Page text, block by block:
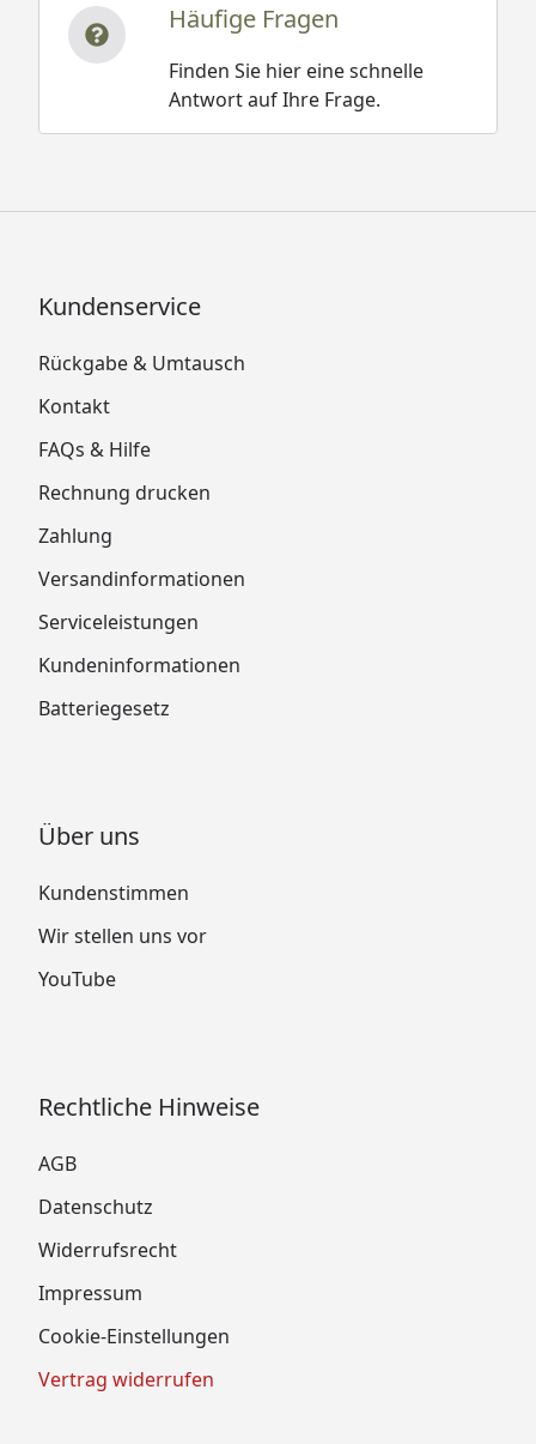
Häufige Fragen
Finden Sie hier eine schnelle
Antwort auf Ihre Frage.
Kundenservice
Rückgabe & Umtausch
Kontakt
FAQs & Hilfe
Rechnung drucken
Zahlung
Versandinformationen
Serviceleistungen
Kundeninformationen
Batteriegesetz
Über uns
Kundenstimmen
Wir stellen uns vor
YouTube
Rechtliche Hinweise
AGB
Datenschutz
Widerrufsrecht
Impressum
Cookie-Einstellungen
Vertrag widerrufen